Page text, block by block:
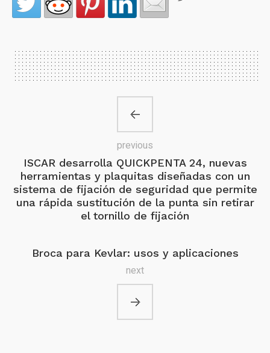
ISCAR desarrolla QUICKPENTA 24, nuevas
herramientas y plaquitas diseñadas con un
sistema de fijación de seguridad que permite
una rápida sustitución de la punta sin retirar
el tornillo de fijación
previous
Broca para Kevlar: usos y aplicaciones
next